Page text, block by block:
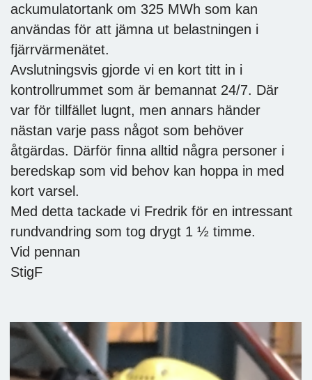
ackumulatortank om 325 MWh som kan
användas för att jämna ut belastningen i
fjärrvärmenätet.
Avslutningsvis gjorde vi en kort titt in i
kontrollrummet som är bemannat 24/7. Där
var för tillfället lugnt, men annars händer
nästan varje pass något som behöver
åtgärdas. Därför finna alltid några personer i
beredskap som vid behov kan hoppa in med
kort varsel.
Med detta tackade vi Fredrik för en intressant
rundvandring som tog drygt 1 ½ timme.
Vid pennan
StigF